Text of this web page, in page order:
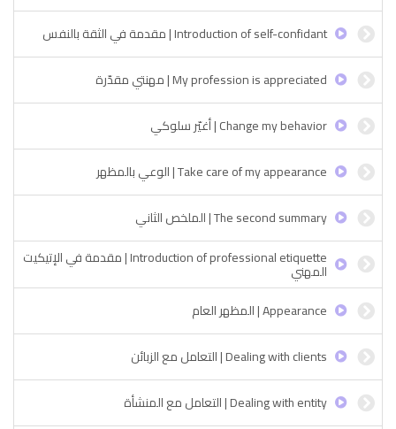
Introduction of self-confidant | مقدمة في الثقة بالنفس
My profession is appreciated | مهنتي مقدّرة
Change my behavior | أغيّر سلوكي
Take care of my appearance | الوعي بالمظهر
The second summary | الملخص الثاني
Introduction of professional etiquette | مقدمة في الإتيكيت
المهني
Appearance | المظهر العام
Dealing with clients | التعامل مع الزبائن
Dealing with entity | التعامل مع المنشأة